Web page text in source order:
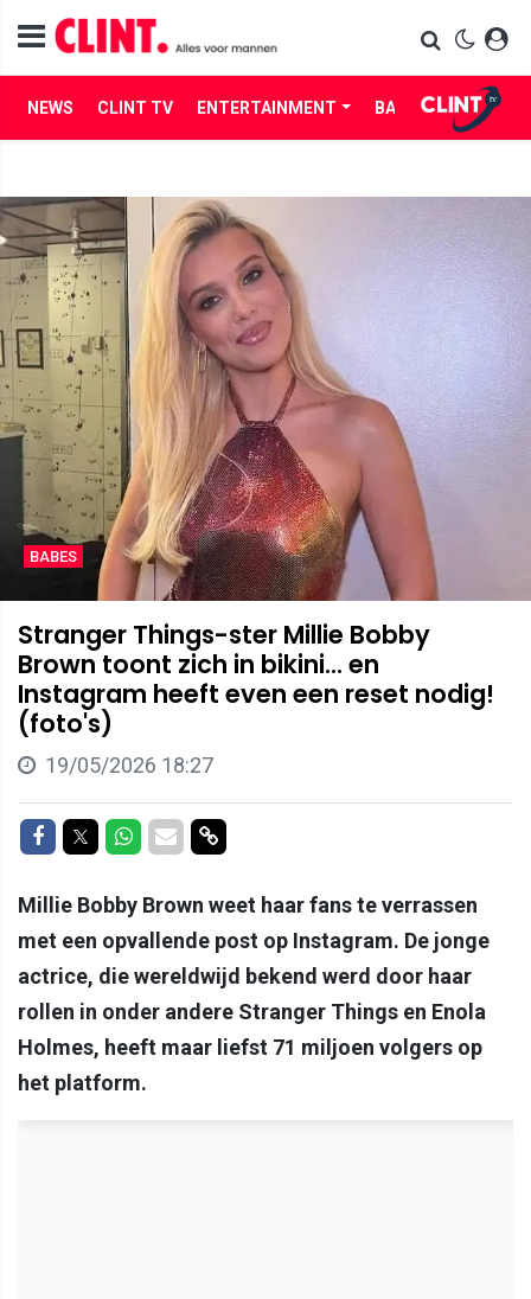
NEWS CLINT TV ENTERTAINMENT BABES LIFE
BABES
Stranger Things-ster Millie Bobby
Brown toont zich in bikini... en
Instagram heeft even een reset nodig!
(foto's)
19/05/2026 18:27
Delen op Facebook
Delen op Twitter
Delen op Whatsapp
Delen via Mail
Delen via link
Millie Bobby Brown weet haar fans te verrassen
met een opvallende post op Instagram. De jonge
actrice, die wereldwijd bekend werd door haar
rollen in onder andere Stranger Things en Enola
Holmes, heeft maar liefst 71 miljoen volgers op
het platform.